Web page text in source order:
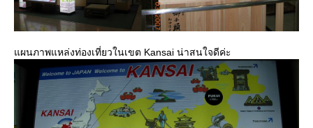
ผนภาพแหล่งท่องเที่ยวในเขต Kansai น่าสนใจดีค่ะ